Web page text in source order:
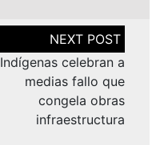
Indígenas celebran a
medias fallo que
congela obras
infraestructura